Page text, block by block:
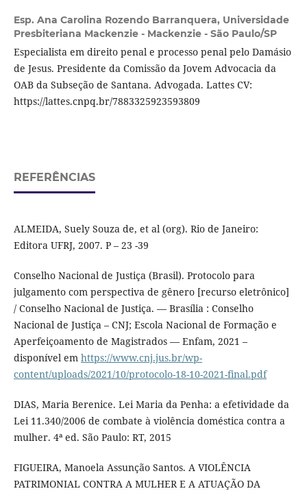
Esp. Ana Carolina Rozendo Barranquera, Universidade
Presbiteriana Mackenzie - Mackenzie - São Paulo/SP
Especialista em direito penal e processo penal pelo Damásio
de Jesus. Presidente da Comissão da Jovem Advocacia da
OAB da Subseção de Santana. Advogada. Lattes CV:
https://lattes.cnpq.br/7883325923593809
REFERÊNCIAS
ALMEIDA, Suely Souza de, et al (org). Rio de Janeiro:
Editora UFRJ, 2007. P – 23 -39
Conselho Nacional de Justiça (Brasil). Protocolo para
julgamento com perspectiva de gênero [recurso eletrônico]
/ Conselho Nacional de Justiça. — Brasília : Conselho
Nacional de Justiça – CNJ; Escola Nacional de Formação e
Aperfeiçoamento de Magistrados — Enfam, 2021 –
disponível em https://www.cnj.jus.br/wp-
content/uploads/2021/10/protocolo-18-10-2021-final.pdf
DIAS, Maria Berenice. Lei Maria da Penha: a efetividade da
Lei 11.340/2006 de combate à violência doméstica contra a
mulher. 4ª ed. São Paulo: RT, 2015
FIGUEIRA, Manoela Assunção Santos. A VIOLÊNCIA
PATRIMONIAL CONTRA A MULHER E A ATUAÇÃO DA